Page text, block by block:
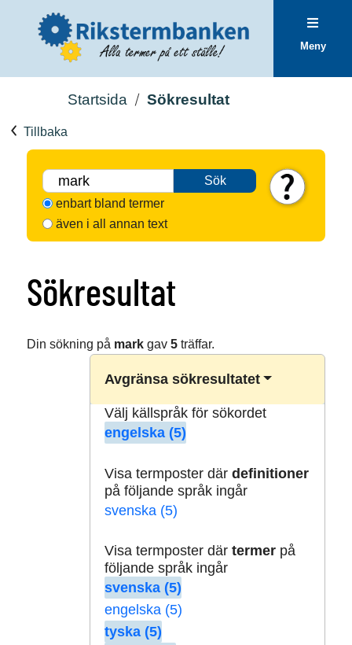
Meny
Startsida Sökresultat
Tillbaka
Sök
enbart bland termer
även i all annan text
Sökresultat
Din sökning på markgav 5träffar.
Avgränsa sökresultatet
Välj källspråk för sökordet
engelska (5)
Visa termposter där definitioner
på följande språk ingår
svenska (5)
Visa termposter där termerpå
följande språk ingår
svenska (5)
engelska (5)
tyska (5)